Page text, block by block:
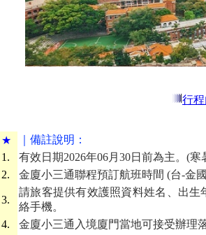
行
★
｜備註說明：
1.
有效日期2026年06月30日前為主。(
2.
金廈小三通聯程預訂航班時間 (台-金
3.
請旅客提供有效護照資料姓名、出
絡手機。
4.
金廈小三通入境廈門當地可接受辦理